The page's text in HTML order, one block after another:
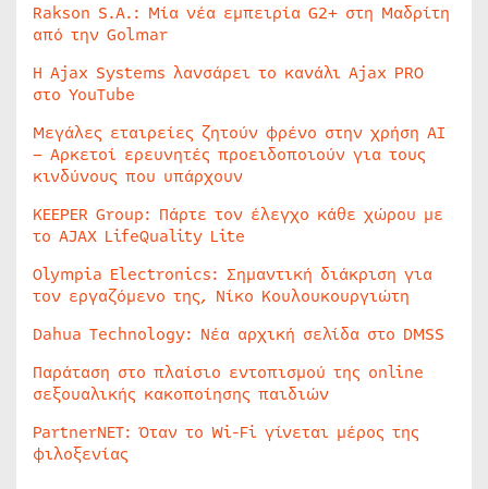
Rakson S.A.: Μία νέα εμπειρία G2+ στη Μαδρίτη
από την Golmar
Η Ajax Systems λανσάρει το κανάλι Ajax PRO
στο YouTube
Μεγάλες εταιρείες ζητούν φρένο στην χρήση AI
– Αρκετοί ερευνητές προειδοποιούν για τους
κινδύνους που υπάρχουν
KEEPER Group: Πάρτε τον έλεγχο κάθε χώρου με
το AJAX LifeQuality Lite
Olympia Electronics: Σημαντική διάκριση για
τον εργαζόμενο της, Νίκο Κουλουκουργιώτη
Dahua Technology: Νέα αρχική σελίδα στο DMSS
Παράταση στο πλαίσιο εντοπισμού της online
σεξουαλικής κακοποίησης παιδιών
PartnerNET: Όταν το Wi-Fi γίνεται μέρος της
φιλοξενίας